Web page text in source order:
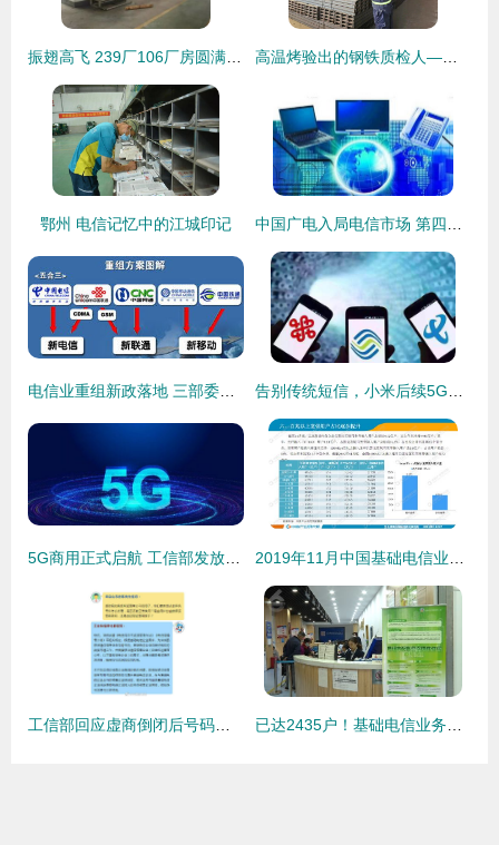
鄂州 电信记忆中的江城印记